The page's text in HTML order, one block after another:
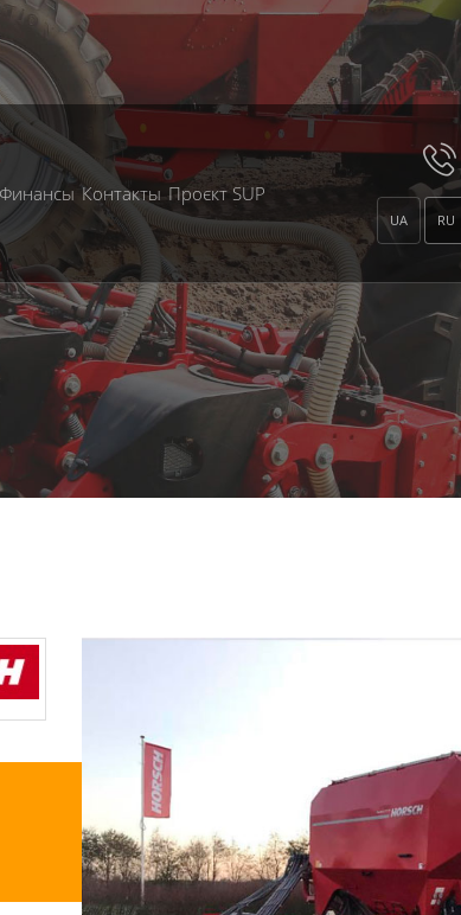
classes/core.class.php on line
Template/xtemplate.class.phpon line
Финансы Контакты Проєкт SUP
UA RU